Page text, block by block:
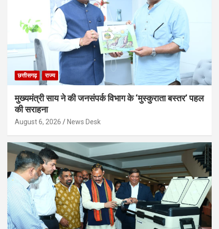
छत्तीसगढ़ राज्य
मुख्यमंत्री साय ने की जनसंपर्क विभाग के ‘मुस्कुराता बस्तर’ पहल
की सराहना
August 6, 2026 News Desk